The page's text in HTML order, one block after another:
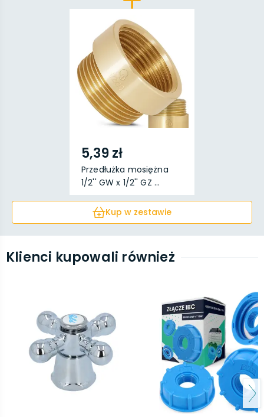
5,39 zł
Przedłużka mosiężna
1/2'' GW x 1/2'' GZ ...
Kup w zestawie
Klienci kupowali również